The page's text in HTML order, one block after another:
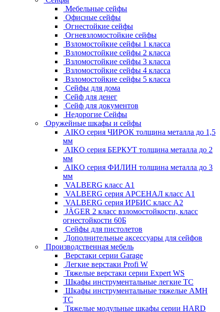
Мебельные сейфы
Офисные сейфы
Огнестойкие сейфы
Огневзломостойкие сейфы
Взломостойкие сейфы 1 класса
Взломостойкие сейфы 2 класса
Взломостойкие сейфы 3 класса
Взломостойкие сейфы 4 класса
Взломостойкие сейфы 5 класса
Сейфы для дома
Сейф для денег
Сейф для документов
Недорогие Сейфы
Оружейные шкафы и сейфы
AIKO серия ЧИРОК толщина металла до 1,5
мм
AIKO серия БЕРКУТ толщина металла до 2
мм
AIKO серия ФИЛИН толщина металла до 3
мм
VALBERG класс А1
VALBERG серия АРСЕНАЛ класс А1
VALBERG серия ИРБИС класс А2
JÄGER 2 класс взломостойкости, класс
огнестойкости 60Б
Сейфы для пистолетов
Дополнительные аксессуары для сейфов
Производственная мебель
Верстаки серии Garage
Легкие верстаки Profi W
Тяжелые верстаки серии Expert WS
Шкафы инструментальные легкие ТС
Шкафы инструментальные тяжелые AMH
TC
Тяжелые модульные шкафы серии HARD